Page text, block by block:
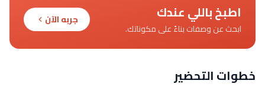
اطبخ باللي عندك
ابحث عن وصفات بناءً على مكوناتك.
جربه الآن
خطوات التحضير